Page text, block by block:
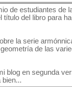
de estudiantes de
título del libro para
la serie
de las
blog en segunda
bien...